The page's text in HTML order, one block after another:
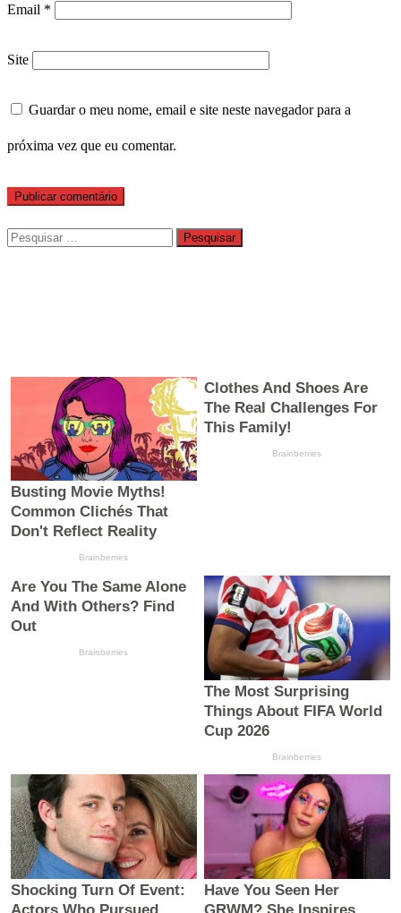
Email *
Site
Guardar o meu nome, email e site neste navegador para a
próxima vez que eu comentar.
Pesquisar
por: